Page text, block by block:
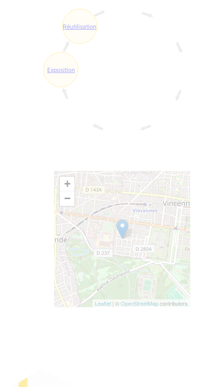
Exposition
Réutilisation
+
−
Leaflet | ©OpenStreetMapcontributors